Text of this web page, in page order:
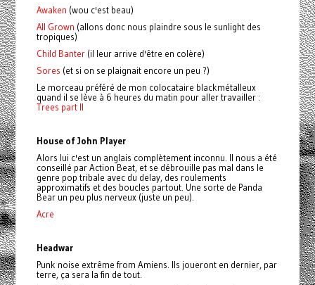
Awaken (wou c'est beau)
All Grown (allons donc nous plaindre sous le sunlight des
tropiques)
Child Banter(il leur arrive d'être en colère)
Sores (et si on se plaignait encore un peu ?)
Le morceau préféré de mon colocataire blackmétalleux
quand il se lève à 6 heures du matin pour aller travailler :
Trees part II
House of John Player
Alors lui c'est un anglais complètement inconnu. Il nous a été
conseillé par Action Beat, et se débrouille pas mal dans le
genre pop tribale avec du delay, des roulements
approximatifs et des boucles partout. Une sorte de Panda
Bear un peu plus nerveux (juste un peu).
Acre
Headwar
Punk noise extrême from Amiens. Ils joueront en dernier, par
terre, ça sera la fin de tout.